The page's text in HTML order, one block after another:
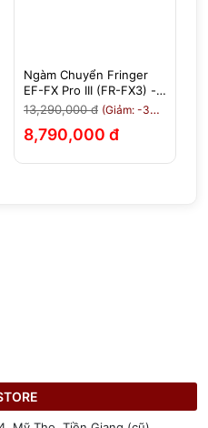
Ngàm Chuyển Fringer
EF-FX Pro III (FR-FX3) -
Auto Focus Canon EF
Sang Fujifilm X-Mount
13,290,000 đ (Giảm: -34%)
8,790,000 đ